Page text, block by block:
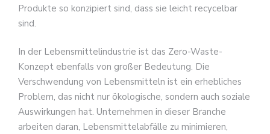
Produkte so konzipiert sind, dass sie leicht recycelbar
sind.
In der Lebensmittelindustrie ist das Zero-Waste-
Konzept ebenfalls von großer Bedeutung. Die
Verschwendung von Lebensmitteln ist ein erhebliches
Problem, das nicht nur ökologische, sondern auch soziale
Auswirkungen hat. Unternehmen in dieser Branche
arbeiten daran, Lebensmittelabfälle zu minimieren,